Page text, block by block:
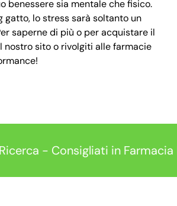
benessere sia mentale che fisico.
gatto, lo stress sarà soltanto un
saperne di più o per acquistare il
nostro sito o rivolgiti alle farmacie
- Consigliati in Farmacia